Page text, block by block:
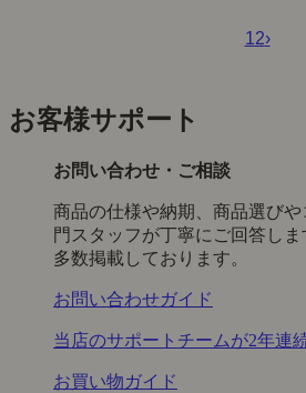
12›
お客様サポート
お問い合わせ・ご相談
商品の仕様や納期、商品選び
門スタッフが丁寧にご回答しま
多数掲載しております。
お問い合わせガイド
当店のサポートチームが2年連
お買い物ガイド